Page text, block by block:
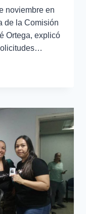
noviembre en
de la Comisión
Ortega, explicó